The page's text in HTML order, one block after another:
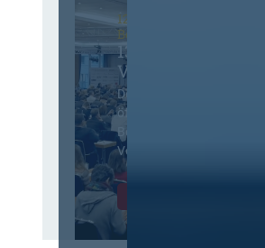
12. & 13. November 2026 in
Berlin
13. Deutscher
Vergabetag
Der Jahreskongress für
öffentliches
Beschaffungswesen und
Vergaberecht